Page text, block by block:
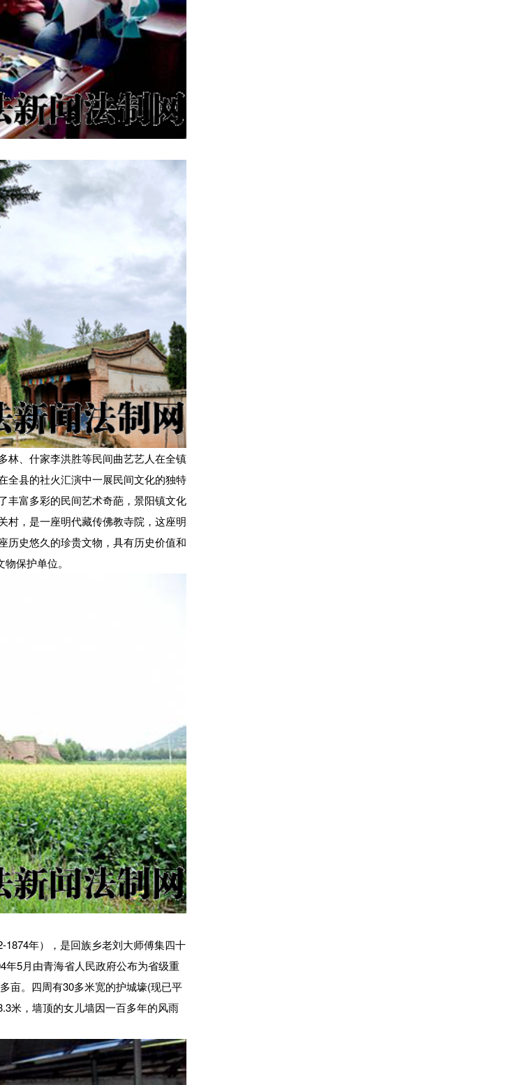
林、什家李洪胜等民间曲艺艺人在全镇
全县的社火汇演中一展民间文化的独特
丰富多彩的民间艺术奇葩，景阳镇文化
村，是一座明代藏传佛教寺院，这座明
历史悠久的珍贵文物，具有历史价值和
保护单位。
年），是回族乡老刘大师傅集四十
年5月由青海省人民政府公布为省级重
亩。四周有30多米宽的护城壕(现已平
米，墙顶的女儿墙因一百多年的风雨